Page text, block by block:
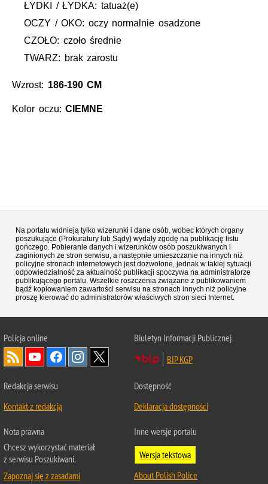
ŁYDKI / ŁYDKA: tatuaż(e)
OCZY / OKO: oczy normalnie osadzone
CZOŁO: czoło średnie
TWARZ: brak zarostu
Wzrost: 186-190 CM
Kolor oczu:CIEMNE
Na portalu widnieją tylko wizerunki i dane osób, wobec których organy
poszukujące (Prokuratury lub Sądy) wydały zgodę na publikację listu
gończego. Pobieranie danych i wizerunków osób poszukiwanych i
zaginionych ze stron serwisu, a następnie umieszczanie na innych niż
policyjne stronach internetowych jest dozwolone, jednak w takiej sytuacji
odpowiedzialność za aktualność publikacji spoczywa na administratorze
publikującego portalu. Wszelkie roszczenia związane z publikowaniem
bądź kopiowaniem zawartości serwisu na stronach innych niż policyjne
proszę kierować do administratorów właściwych stron sieci Internet.
Policjaonline
Biuletyn Informacji Publicznej
BIP KGP
Redakcja serwisu
Kontakt z redakcją
Dostępność
Deklaracja dostępności
Nota prawna
Chcesz wykorzystać materiał
z serwisu Poszukiwani.
Zapoznaj się z zasadami
Inne wersje portalu
Wersja tekstowa
About Polish Police